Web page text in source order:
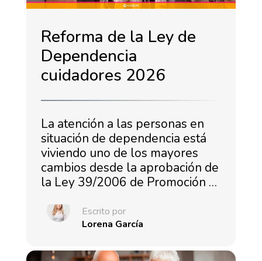
Reforma de la Ley de
Dependencia
cuidadores 2026
La atención a las personas en
situación de dependencia está
viviendo uno de los mayores
cambios desde la aprobación de
la Ley 39/2006 de Promoción …
Escrito por
Lorena García